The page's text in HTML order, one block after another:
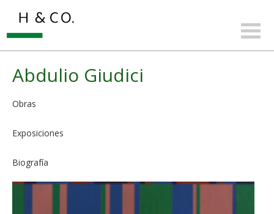
Abdulio Giudici
Obras
Exposiciones
Biografía